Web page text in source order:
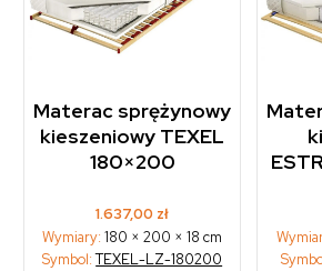
Materac sprężynowy
kieszeniowy TEXEL
180×200
1.637,00 zł
Wymiary:180 × 200 × 18 cm
Symbol:TEXEL-LZ-180200